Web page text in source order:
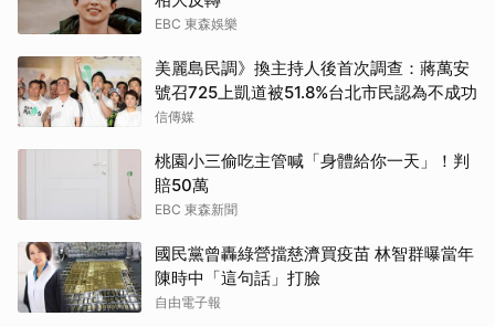
EBC 東森娛樂
美麗島民調》換主持人後首次調查：蔣萬安
號召725上凱道被51.8%台北市民認為不成功
信傳媒
桃園小三偷吃主管喊「身體給你一天」！判
賠50萬
EBC 東森新聞
國民黨曾轟綠營擋慈濟買疫苗 林智群曝當年
陳時中「這句話」打臉
自由電子報